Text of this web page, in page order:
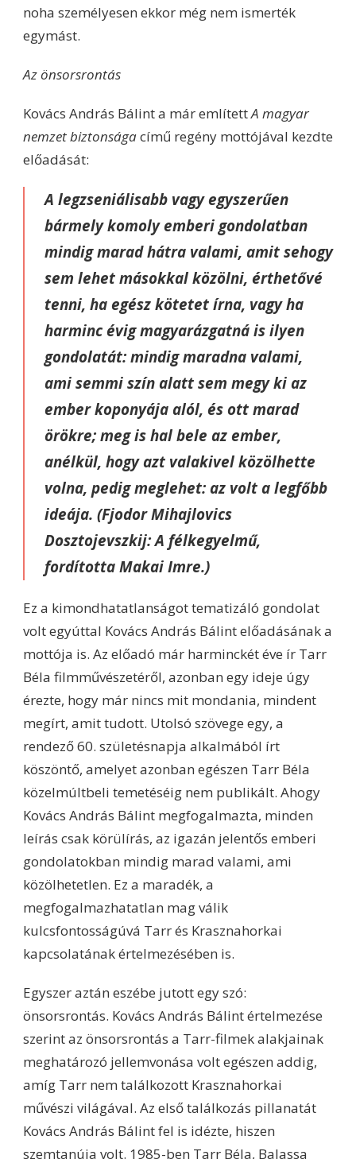
noha személyesen ekkor még nem ismerték
egymást.
Az önsorsrontás
Kovács András Bálint a már említettA magyar
nemzet biztonságacímű regény mottójával kezdte
előadását:
A legzseniálisabb vagy egyszerűen
bármely komoly emberi gondolatban
mindig marad hátra valami, amit sehogy
sem lehet másokkal közölni, érthetővé
tenni, ha egész kötetet írna, vagy ha
harminc évig magyarázgatná is ilyen
gondolatát: mindig maradna valami,
ami semmi szín alatt sem megy ki az
ember koponyája alól, és ott marad
örökre; meg is hal bele az ember,
anélkül, hogy azt valakivel közölhette
volna, pedig meglehet: az volt a legfőbb
ideája. (Fjodor Mihajlovics
Dosztojevszkij:A félkegyelmű,
fordította Makai Imre.)
Ez a kimondhatatlanságot tematizáló gondolat
volt egyúttal Kovács András Bálint előadásának a
mottója is. Az előadó már harminckét éve ír Tarr
Béla filmművészetéről, azonban egy ideje úgy
érezte, hogy már nincs mit mondania, mindent
megírt, amit tudott. Utolsó szövege egy, a
rendező 60. születésnapja alkalmából írt
köszöntő, amelyet azonban egészen Tarr Béla
közelmúltbeli temetéséig nem publikált. Ahogy
Kovács András Bálint megfogalmazta, minden
leírás csak körülírás, az igazán jelentős emberi
gondolatokban mindig marad valami, ami
közölhetetlen. Ez a maradék, a
megfogalmazhatatlan mag válik
kulcsfontosságúvá Tarr és Krasznahorkai
kapcsolatának értelmezésében is.
Egyszer aztán eszébe jutott egy szó:
önsorsrontás. Kovács András Bálint értelmezése
szerint az önsorsrontás a Tarr-filmek alakjainak
meghatározó jellemvonása volt egészen addig,
amíg Tarr nem találkozott Krasznahorkai
művészi világával. Az első találkozás pillanatát
Kovács András Bálint fel is idézte, hiszen
szemtanúja volt. 1985-ben Tarr Béla, Balassa